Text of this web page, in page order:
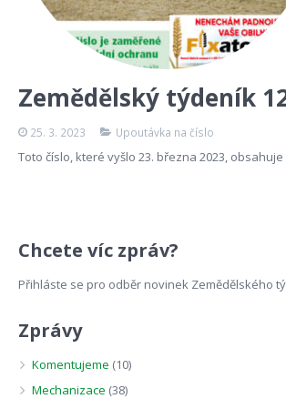
Zemědělský týdeník
25. 3. 2023 Upoutávka na číslo
Toto číslo, které vyšlo 23. března 2023,
Chcete víc zpráv?
Přihláste se pro odběr novinek Zemědělského
Zprávy
Komentujeme (10)
Mechanizace (38)